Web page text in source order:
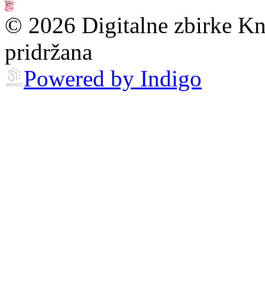
© 2026 Digitalne zbirke
pridržana
Powered by Indigo